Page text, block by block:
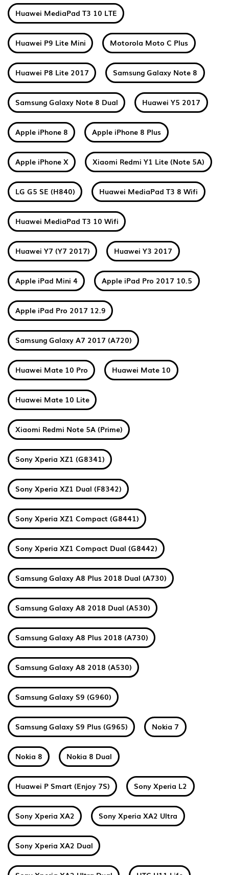
Huawei MediaPad T3 10 LTE
Huawei P9 Lite Mini Motorola Moto C Plus
Huawei P8 Lite 2017 Samsung Galaxy Note 8
Samsung Galaxy Note 8 Dual Huawei Y5 2017
Apple iPhone 8 Apple iPhone 8 Plus
Apple iPhone X Xiaomi Redmi Y1 Lite (Note 5A)
LG G5 SE (H840) Huawei MediaPad T3 8 Wifi
Huawei MediaPad T3 10 Wifi
Huawei Y7 (Y7 2017) Huawei Y3 2017
Apple iPad Mini 4 Apple iPad Pro 2017 10.5
Apple iPad Pro 2017 12.9
Samsung Galaxy A7 2017 (A720)
Huawei Mate 10 Pro Huawei Mate 10
Huawei Mate 10 Lite
Xiaomi Redmi Note 5A (Prime)
Sony Xperia XZ1 (G8341)
Sony Xperia XZ1 Dual (F8342)
Sony Xperia XZ1 Compact (G8441)
Sony Xperia XZ1 Compact Dual (G8442)
Samsung Galaxy A8 Plus 2018 Dual (A730)
Samsung Galaxy A8 2018 Dual (A530)
Samsung Galaxy A8 Plus 2018 (A730)
Samsung Galaxy A8 2018 (A530)
Samsung Galaxy S9 (G960)
Samsung Galaxy S9 Plus (G965) Nokia 7
Nokia 8 Nokia 8 Dual
Huawei P Smart (Enjoy 7S) Sony Xperia L2
Sony Xperia XA2 Sony Xperia XA2 Ultra
Sony Xperia XA2 Dual